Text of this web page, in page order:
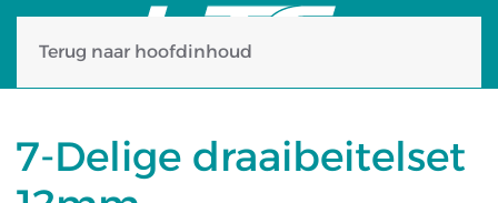
Terug naar hoofdinhoud
7-Delige draaibeitelset